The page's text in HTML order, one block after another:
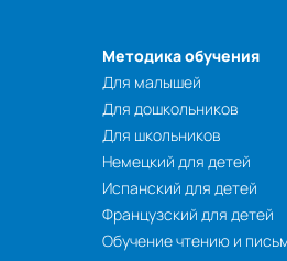
Методика обучения
Для малышей
Для дошкольников
Для школьников
Немецкий для детей
Испанский для детей
Французский для детей
Обучение чтению и